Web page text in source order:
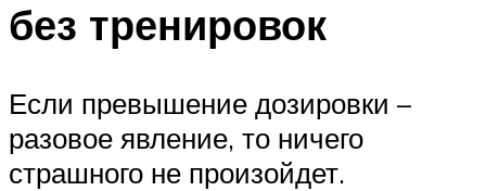
без тренировок
Если превышение дозировки –
разовое явление, то ничего
страшного не произойдет.